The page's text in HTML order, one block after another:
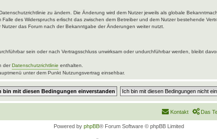
zu ändern. Die Änderung wird dem Nutzer jeweils als globale
des Widerspruchs erlischt das zwischen dem Betreiber und dem Nutzer bestehende
das Forum nach der Bekanntgabe der Änderungen weiter nutzt.
sein oder nach Vertragsschluss unwirksam oder undurchführbar werden, bleibt
derDatenschutzrichtlinie enthalten.
unter dem Punkt Nutzungsvertrag einsehbar.
Das
Kontakt
Powered by phpBB® Forum Software © phpBB Limited